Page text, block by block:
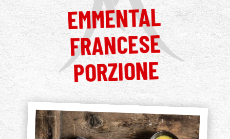
EMMENTAL
FRANCESE
PORZIONE